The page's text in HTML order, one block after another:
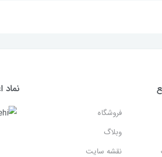
فروشگاه
وبلاگ
نقشه سایت
نماد